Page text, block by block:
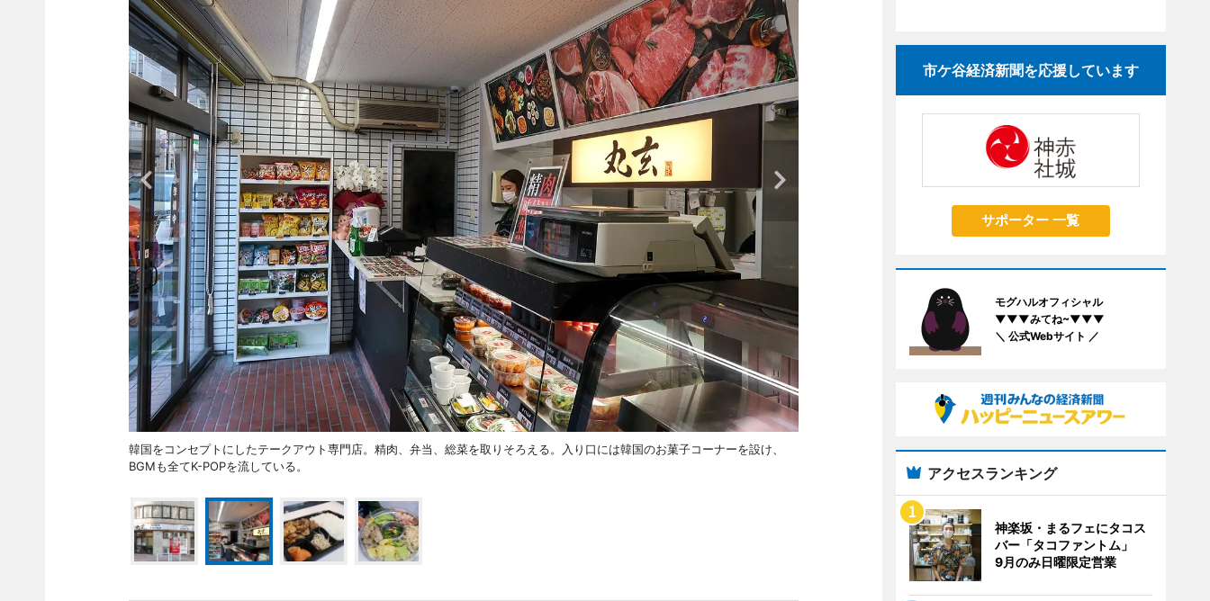
韓国をコンセプトにしたテークアウト専門店。精肉、弁当、総菜を取りそろえる。入り口には韓国のお菓子コーナーを設け、
BGMも全てK-POPを流している。
市ケ谷経済新聞を応援しています
サポーター 一覧
モグハルオフィシャル
▼▼▼みてね~▼▼▼
＼ 公式Webサイト ／
アクセスランキング
神楽坂・まるフェにタコス
バー「タコファントム」
9月のみ日曜限定営業